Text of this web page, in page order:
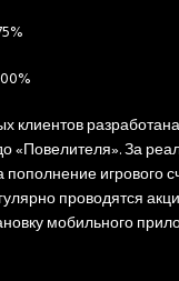
клиентов
«Повелителя». За
пополнение игрового
проводятся
мобильного